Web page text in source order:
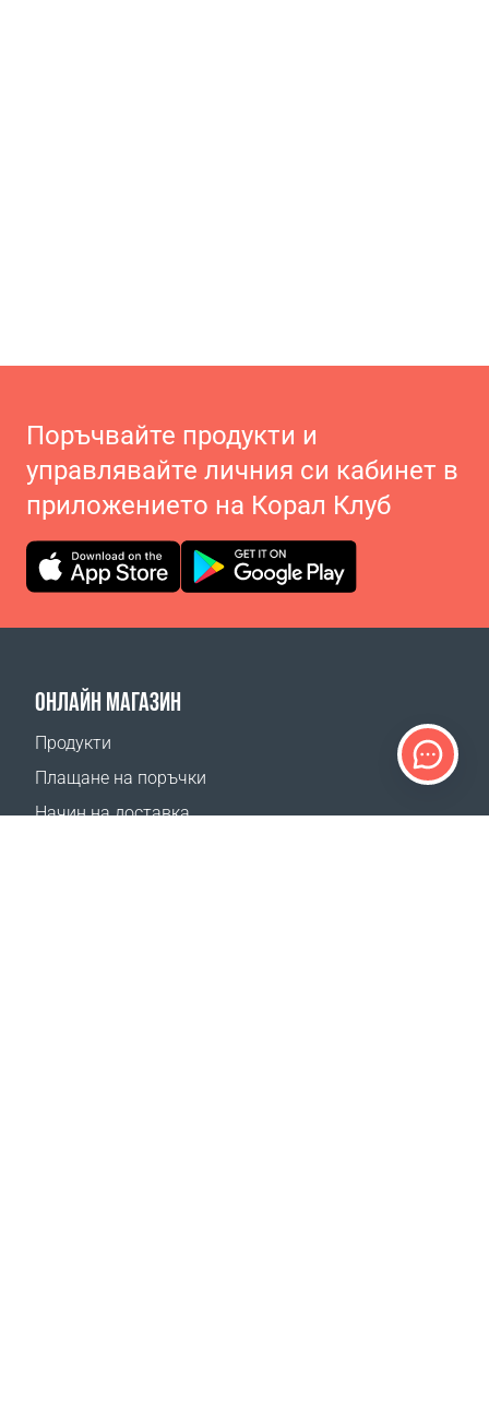
Поръчвайте продукти и
управлявайте личния си кабинет в
приложението на Корал Клуб
ОНЛАЙН МАГАЗИН
Продукти
Плащане на поръчки
Начин на доставка